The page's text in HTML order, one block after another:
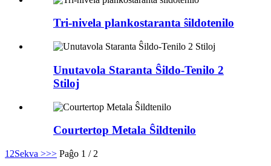
Tri-nivela plankostaranta ŝildotenilo
Unutavola Staranta Ŝildo-Tenilo 2
Stiloj
Courtertop Metala Ŝildtenilo
1 2Sekva >>> Paĝo 1 / 2